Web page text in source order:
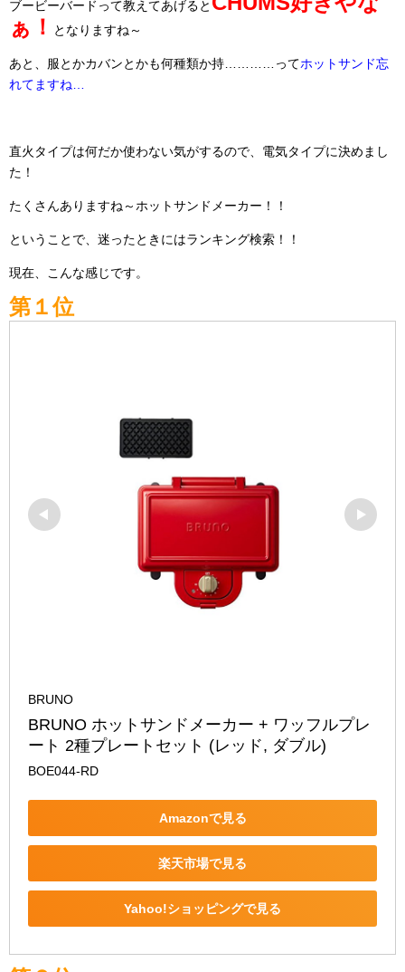
ブービーバードって教えてあげると
ぁ！
となりますね～
あと、服とかカバンとかも何種類か持…………ってホットサンド忘
れてますね…
直火タイプは何だか使わない気がするので、電気タイプに決めまし
た！
たくさんありますね～ホットサンドメーカー！！
ということで、迷ったときにはランキング検索！！
現在、こんな感じです。
第１位
BRUNO
BRUNO ホットサンドメーカー + ワッフルプレ
ート 2種プレートセット (レッド, ダブル)
BOE044-RD
Amazonで見る
楽天市場で見る
Yahoo!ショッピングで見る